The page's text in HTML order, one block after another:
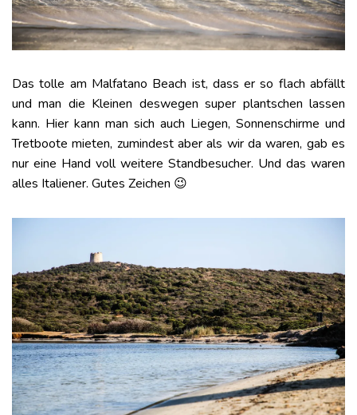
Das tolle am Malfatano Beach ist, dass er so flach abfällt
und man die Kleinen deswegen super plantschen lassen
kann. Hier kann man sich auch Liegen, Sonnenschirme und
Tretboote mieten, zumindest aber als wir da waren, gab es
nur eine Hand voll weitere Standbesucher. Und das waren
alles Italiener. Gutes Zeichen 😉